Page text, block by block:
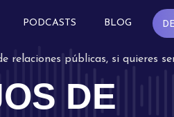
PODCASTS BLOG
relaciones públicas, si quieres
DE